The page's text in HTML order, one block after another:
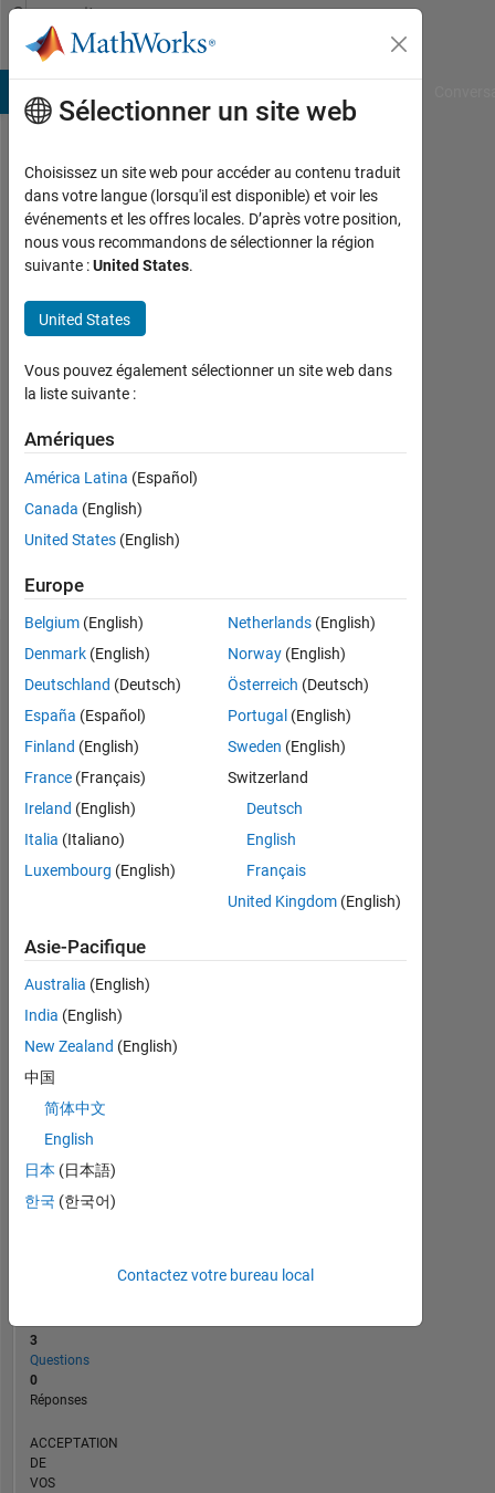
Passer au contenu
Community
Profile
fayçal
ahmed
zaid
Actif
depuis
Followers:
Following:
Tableau de bord
Statistiques
MATLAB Answers
CONTRIBUTIONS 2
08/16
09/17
10/18
11/19
12/20
01/22
02/23
03/24
04/25
05/26
10/17
12/18
02/20
04/21
06/22
08/23
10/24
12/25
RANG
of
302
028
3
Questions
0
Réponses
ACCEPTATION
DE
VOS
Sélectionner un site web
Choisissez un site web pour accéder au contenu traduit
dans votre langue (lorsqu'il est disponible) et voir les
événements et les offres locales. D’après votre position,
nous vous recommandons de sélectionner la région
suivante :United States.
United States
Vous pouvez également sélectionner un site web dans
la liste suivante :
Amériques
América Latina (Español)
Canada (English)
United States (English)
Europe
Belgium (English)
Denmark (English)
Deutschland (Deutsch)
España (Español)
Finland (English)
France (Français)
Ireland (English)
Italia (Italiano)
Luxembourg (English)
Netherlands(English)
Norway(English)
Österreich (Deutsch)
Portugal (English)
Sweden (English)
Switzerland
Deutsch
English
Français
United Kingdom(English)
Asie-Pacifique
Australia (English)
India (English)
New Zealand (English)
中国
简体中文
English
日本 (日本語)
한국 (한국어)
Contactez votre bureau local